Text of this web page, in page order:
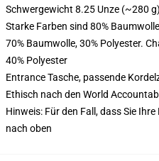
Schwergewicht 8.25 Unze (~280
Starke Farben sind 80%
70% Baumwolle, 30% Polyester.
40% Polyester
Entrance Tasche, passende
Ethisch nach den World
Hinweis: Für den Fall, dass Sie
nach oben